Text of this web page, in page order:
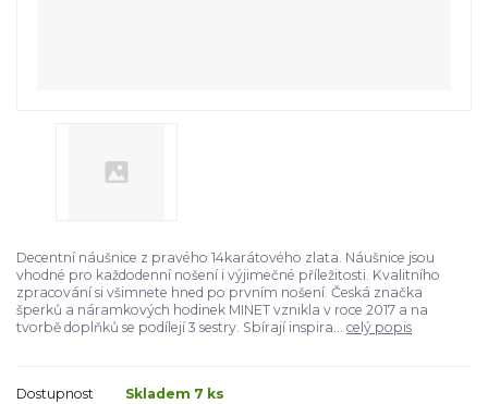
Decentní náušnice z pravého 14karátového zlata. Náušnice jsou
vhodné pro každodenní nošení i výjimečné příležitosti. Kvalitního
zpracování si všimnete hned po prvním nošení. Česká značka
šperků a náramkových hodinek MINET vznikla v roce 2017 a na
tvorbě doplňků se podílejí 3 sestry. Sbírají inspira... celý popis
Dostupnost Skladem 7 ks